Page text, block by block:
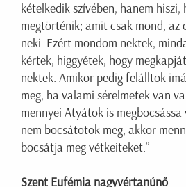
kételkedik szívében, hanem
megtörténik; amit csak mond, az
neki. Ezért mondom nektek,
kértek, higgyétek, hogy
nektek. Amikor pedig felálltok
meg, ha valami sérelmetek van
mennyei Atyátok is
nem bocsátotok meg, akkor
bocsátja meg vétkeiteket.”
Szent Eufémia nagyvértanúnő